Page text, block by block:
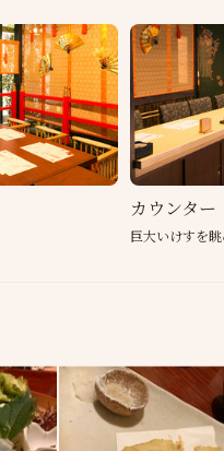
カウンター
巨大いけすを